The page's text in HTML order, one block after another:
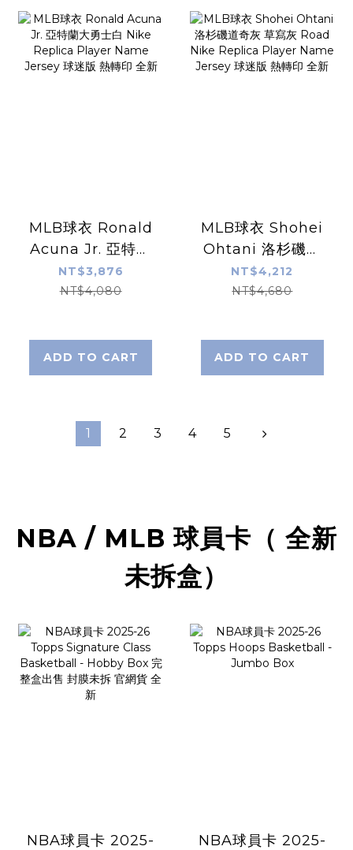
MLB球衣 Ronald
Acuna Jr. 亞特蘭
大勇士白 Nike
Replica Player
NT$3,876
NT$4,080
ADD TO CART
MLB球衣 Shohei
Ohtani 洛杉磯道
奇灰 草寫灰 Road
Nike Replica
轉印 全新
NT$4,212
NT$4,680
ADD TO CART
1 2 3 4 5
NBA / MLB 球員卡（ 全新
未拆盒）
NBA球員卡 2025-
NBA球員卡 2025-